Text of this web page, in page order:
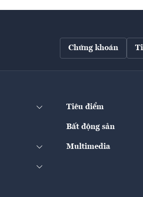
Chứng khoán
Tiêu điểm
Bất động sản
Multimedia